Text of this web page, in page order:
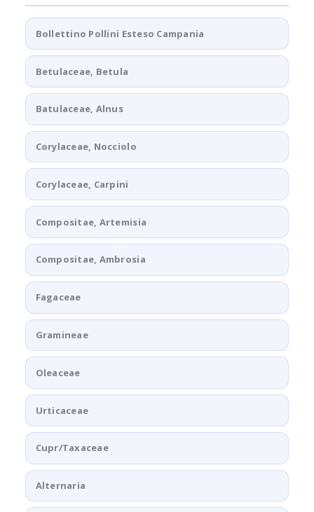
Bollettino Pollini Esteso Campania
Betulaceae, Betula
Batulaceae, Alnus
Corylaceae, Nocciolo
Corylaceae, Carpini
Compositae, Artemisia
Compositae, Ambrosia
Fagaceae
Gramineae
Oleaceae
Urticaceae
Cupr/Taxaceae
Alternaria